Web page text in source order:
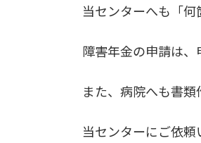
当センターへも「
障害年金の申請は、
また、病院へも書
当センターにご依